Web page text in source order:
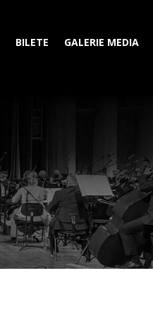
BILETE GALERIE MEDIA